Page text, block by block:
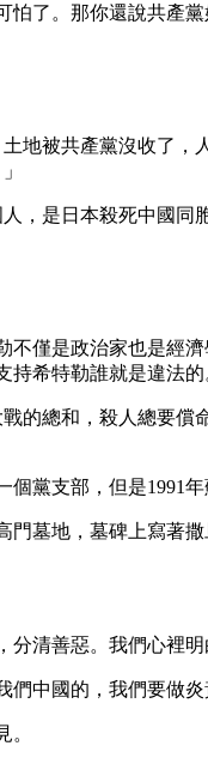
了。那你還說共產黨
被共產黨沒收了
，是日本殺死中國同
僅是政治家也是經
希特勒誰就是違法的
的總和，殺人總要
黨支部，但是1991
墓地，墓碑上寫著
清善惡。我們心裡
中國的，我們要做